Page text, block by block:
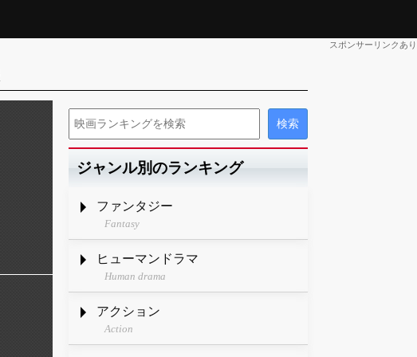
スポンサーリンクあり
ジャンル別のランキング
ファンタジー
Fantasy
ヒューマンドラマ
Human drama
アクション
Action